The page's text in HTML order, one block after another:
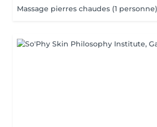
Massage pierres chaudes (1 personne)